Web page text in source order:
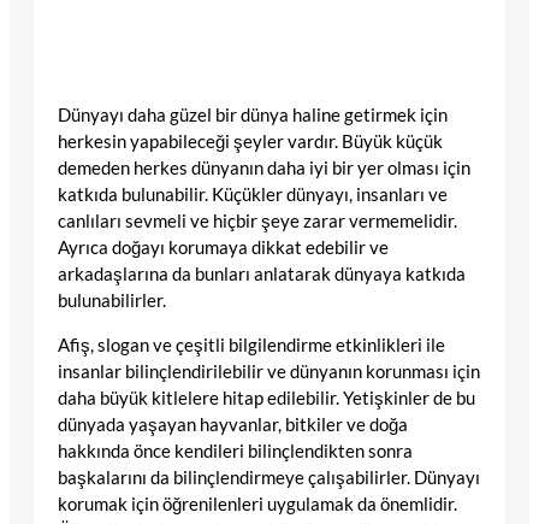
Dünyayı daha güzel bir dünya haline getirmek için
herkesin yapabileceği şeyler vardır. Büyük küçük
demeden herkes dünyanın daha iyi bir yer olması için
katkıda bulunabilir. Küçükler dünyayı, insanları ve
canlıları sevmeli ve hiçbir şeye zarar vermemelidir.
Ayrıca doğayı korumaya dikkat edebilir ve
arkadaşlarına da bunları anlatarak dünyaya katkıda
bulunabilirler.
Afiş, slogan ve çeşitli bilgilendirme etkinlikleri ile
insanlar bilinçlendirilebilir ve dünyanın korunması için
daha büyük kitlelere hitap edilebilir. Yetişkinler de bu
dünyada yaşayan hayvanlar, bitkiler ve doğa
hakkında önce kendileri bilinçlendikten sonra
başkalarını da bilinçlendirmeye çalışabilirler. Dünyayı
korumak için öğrenilenleri uygulamak da önemlidir.